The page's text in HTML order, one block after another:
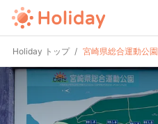
Holiday トップ 宮崎県総合運動公園